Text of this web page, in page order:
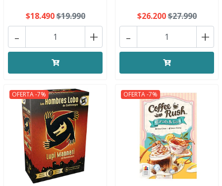
$18.490$19.990
+
-
$26.200$27.990
+
-
OFERTA -7% OFERTA -7%